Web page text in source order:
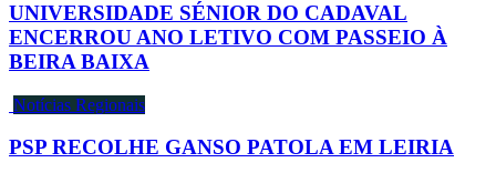
UNIVERSIDADE SÉNIOR DO CADAVAL
ENCERROU ANO LETIVO COM PASSEIO À
BEIRA BAIXA
Notícias Regionais
PSP RECOLHE GANSO PATOLA EM LEIRIA